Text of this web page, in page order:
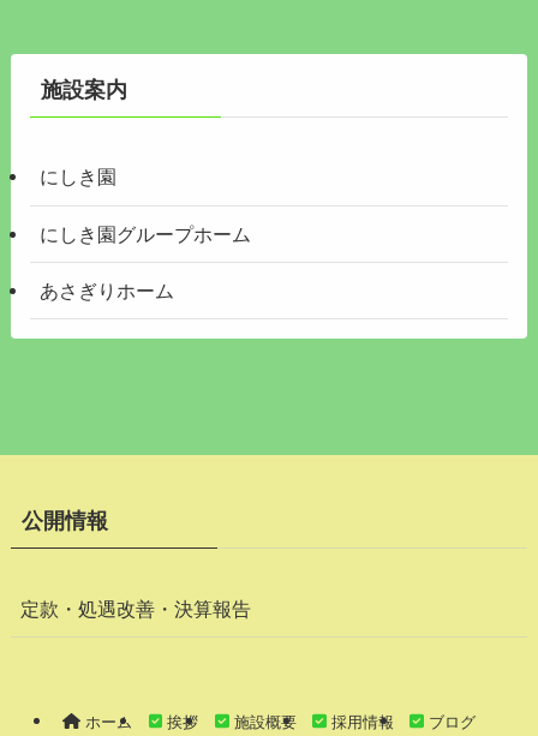
施設案内
にしき園
にしき園グループホーム
あさぎりホーム
公開情報
定款・処遇改善・決算報告
ホーム 挨拶 施設概要 採用情報 ブログ